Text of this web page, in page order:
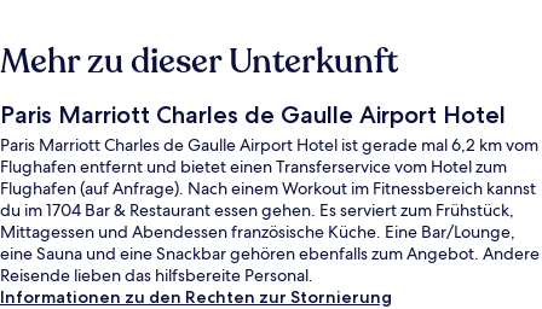
Mehr zu dieser Unterkunft
Paris Marriott Charles de Gaulle Airport Hotel
Paris Marriott Charles de Gaulle Airport Hotel ist gerade mal 6,2 km vom
Flughafen entfernt und bietet einen Transferservice vom Hotel zum
Flughafen (auf Anfrage). Nach einem Workout im Fitnessbereich kannst
du im 1704 Bar & Restaurant essen gehen. Es serviert zum Frühstück,
Mittagessen und Abendessen französische Küche. Eine Bar/Lounge,
eine Sauna und eine Snackbar gehören ebenfalls zum Angebot. Andere
Reisende lieben das hilfsbereite Personal.
Informationen zu den Rechten zur Stornierung